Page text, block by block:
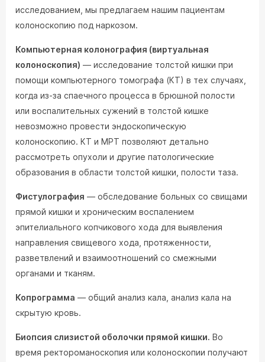
исследованием, мы предлагаем нашим пациентам
колоноскопию под наркозом.
Компьютерная колонография (виртуальная
колоноскопия) — исследование толстой кишки при
помощи компьютерного томографа (КТ) в тех случаях,
когда из-за спаечного процесса в брюшной полости
или воспалительных сужений в толстой кишке
невозможно провести эндоскопическую
колоноскопию. КТ и МРТ позволяют детально
рассмотреть опухоли и другие патологические
образования в области толстой кишки, полости таза.
Фистулография — обследование больных со свищами
прямой кишки и хроническим воспалением
эпителиального копчикового хода для выявления
направления свищевого хода, протяженности,
разветвлений и взаимоотношений со смежными
органами и тканям.
Копрограмма — общий анализ кала, анализ кала на
скрытую кровь.
Биопсия слизистой оболочки прямой кишки. Во
время ректороманоскопия или колоноскопии получают